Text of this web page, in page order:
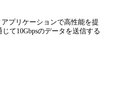
プリケーションで高性能を提
て10Gbpsのデータを送信する